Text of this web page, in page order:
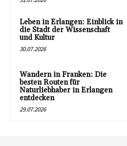
Leben in Erlangen: Einblick in
die Stadt der Wissenschaft
und Kultur
30.07.2026
Wandern in Franken: Die
besten Routen für
Naturliebhaber in Erlangen
entdecken
29.07.2026